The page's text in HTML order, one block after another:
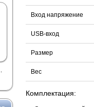
386 руб.
Вход напряжение
USB-вход
Размер
Вес
Комплектация: